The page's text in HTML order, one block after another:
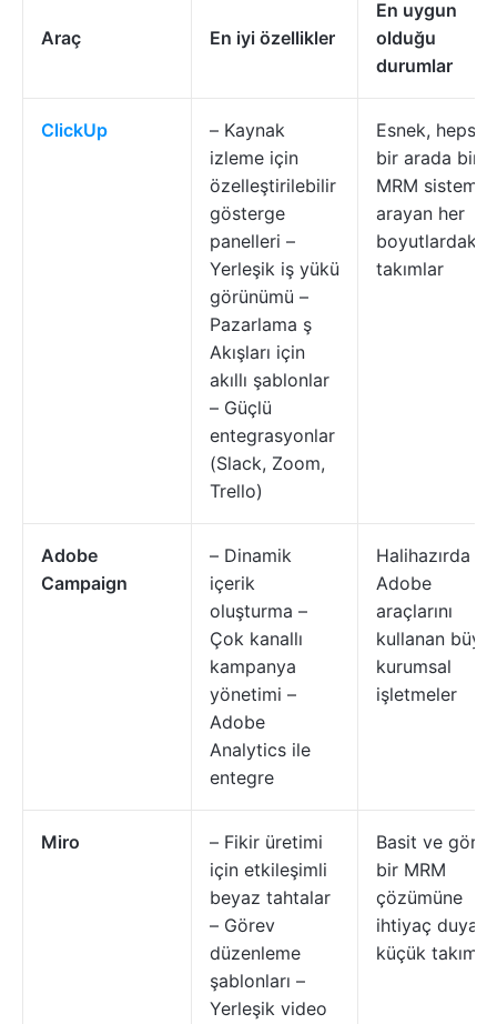
Araç En iyi özellikler
En uygun
olduğu
durumlar
ClickUp
– Kaynak
izleme için
özelleştirilebilir
gösterge
panelleri –
Yerleşik iş yükü
görünümü –
Pazarlama ş
Akışları için
akıllı şablonlar
– Güçlü
entegrasyonlar
(Slack, Zoom,
Trello)
Esnek, hepsi
bir arada bir
MRM sistemi
arayan her
boyutlardaki
takımlar
Adobe
Campaign
– Dinamik
içerik
oluşturma –
Çok kanallı
kampanya
yönetimi –
Adobe
Analytics ile
entegre
Halihazırda
Adobe
araçlarını
kullanan
kurumsal
işletmeler
Miro
– Fikir üretimi
için etkileşimli
beyaz tahtalar
– Görev
düzenleme
şablonları –
Yerleşik video
Basit ve
bir MRM
çözümüne
ihtiyaç duyan
küçük